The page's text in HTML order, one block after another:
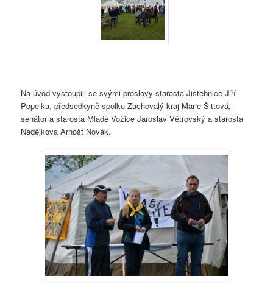
Na úvod vystoupili se svými proslovy starosta Jistebnice Jiří
Popelka, předsedkyně spolku Zachovalý kraj Marie Šittová,
senátor a starosta Mladé Vožice Jaroslav Větrovský a starosta
Nadějkova Arnošt Novák.